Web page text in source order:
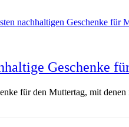
Geschenke
für den Muttertag, mit